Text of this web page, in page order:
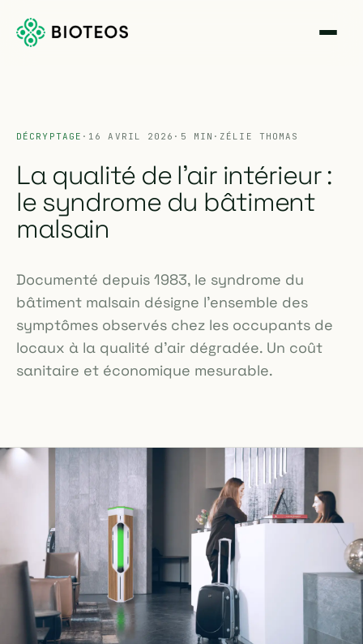
DÉCRYPTAGE · 16 AVRIL 2026 · 5 MIN · ZÉLIE THOMAS
La qualité de l'air intérieur :
le syndrome du bâtiment
malsain
Documenté depuis 1983, le syndrome du
bâtiment malsain désigne l'ensemble des
symptômes observés chez les occupants de
locaux à la qualité d'air dégradée. Un coût
sanitaire et économique mesurable.